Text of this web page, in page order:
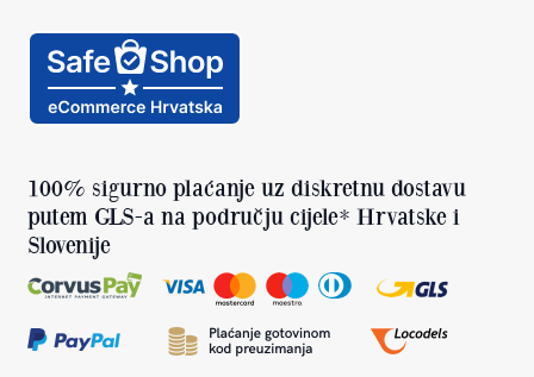
100% sigurno plaćanje uz diskretnu dostavu
putem GLS-a na području cijele* Hrvatske i
Slovenije